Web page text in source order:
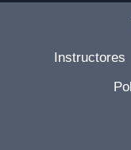
Instructores